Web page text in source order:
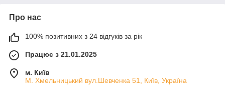
Про нас
100% позитивних з 24 відгуків за рік
Працює з 21.01.2025
м. Київ
М. Хмельницький вул.Шевченка 51, Київ, Україна